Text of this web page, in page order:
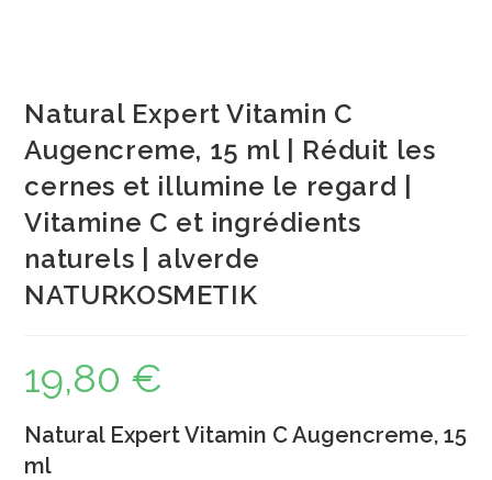
Natural Expert Vitamin C
Augencreme, 15 ml | Réduit les
cernes et illumine le regard |
Vitamine C et ingrédients
naturels | alverde
NATURKOSMETIK
19,80 €
Natural Expert Vitamin C Augencreme, 15
ml